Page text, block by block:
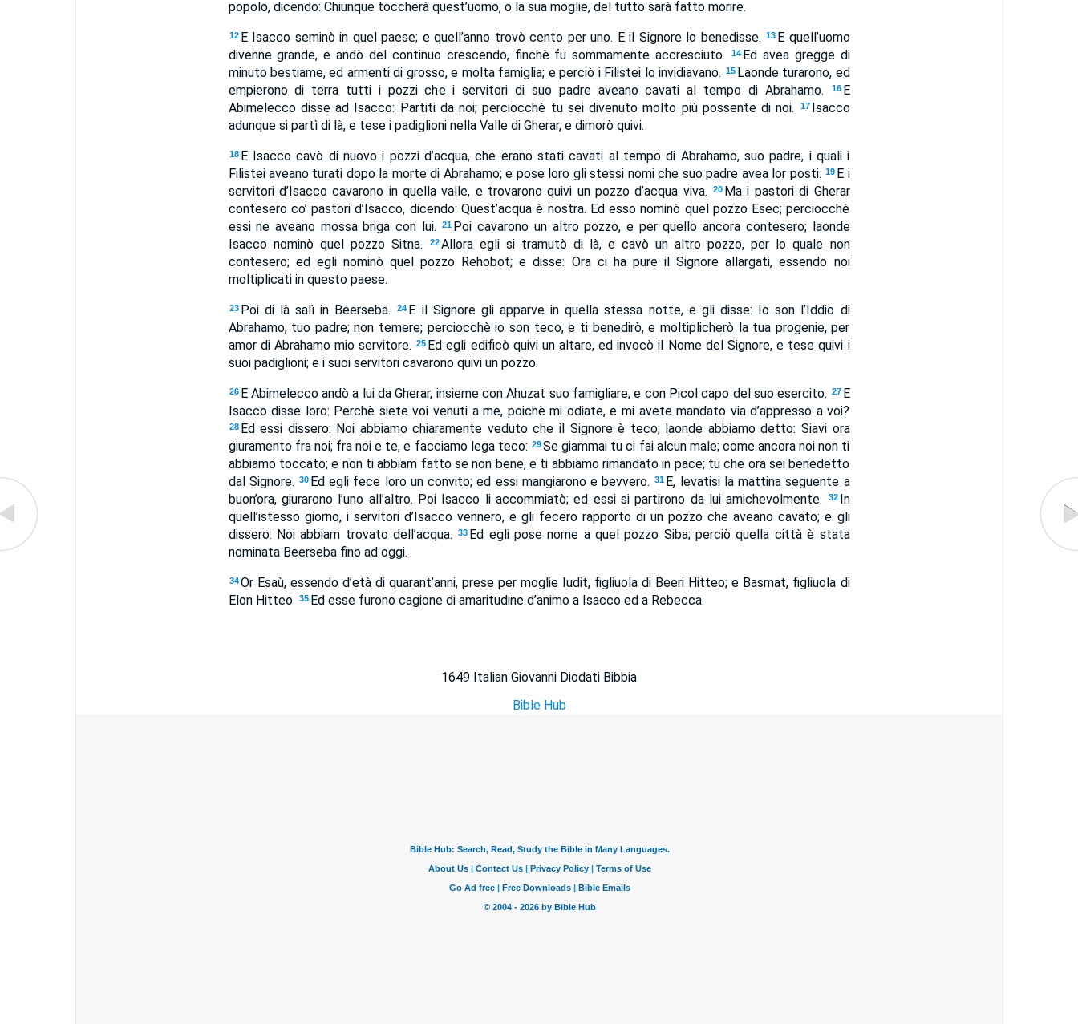
popolo, dicendo: Chiunque toccherà quest’uomo, o la sua moglie, del tutto sarà fatto morire.
12 E Isacco seminò in quel paese; e quell’anno trovò cento per uno. E il Signore lo benedisse. 13 E quell’uomo
divenne grande, e andò del continuo crescendo, finchè fu sommamente accresciuto.
14 Ed avea gregge di
minuto bestiame, ed armenti di grosso, e molta famiglia; e perciò i Filistei lo invidiavano. 15 Laonde turarono, ed
empierono di terra tutti i pozzi che i servitori di suo padre aveano cavati al tempo di Abrahamo.
16 E
Abimelecco disse ad Isacco: Partiti da noi; perciocchè tu sei divenuto molto più possente di noi.
17 Isacco
adunque si partì di là, e tese i padiglioni nella Valle di Gherar, e dimorò quivi.
18 E Isacco cavò di nuovo i pozzi d’acqua, che erano stati cavati al tempo di Abrahamo, suo padre, i quali i
Filistei aveano turati dopo la morte di Abrahamo; e pose loro gli stessi nomi che suo padre avea lor posti. 19 E i
servitori d’Isacco cavarono in quella valle, e trovarono quivi un pozzo d’acqua viva.
20 Ma i pastori di Gherar
contesero co’ pastori d’Isacco, dicendo: Quest’acqua è nostra. Ed esso nominò quel pozzo Esec; perciocchè
essi ne aveano mossa briga con lui.
21 Poi cavarono un altro pozzo, e per quello ancora contesero; laonde
Isacco nominò quel pozzo Sitna.
22Allora egli si tramutò di là, e cavò un altro pozzo, per lo quale non
contesero; ed egli nominò quel pozzo Rehobot; e disse: Ora ci ha pure il Signore allargati, essendo noi
moltiplicati in questo paese.
23 Poi di là salì in Beerseba. 24 E il Signore gli apparve in quella stessa notte, e gli disse: Io son l’Iddio di
Abrahamo, tuo padre; non temere; perciocchè io son teco, e ti benedirò, e moltiplicherò la tua progenie, per
amor di Abrahamo mio servitore.
25 Ed egli edificò quivi un altare, ed invocò il Nome del Signore, e tese quivi i
suoi padiglioni; e i suoi servitori cavarono quivi un pozzo.
26 E Abimelecco andò a lui da Gherar, insieme con Ahuzat suo famigliare, e con Picol capo del suo esercito. 27 E
Isacco disse loro: Perchè siete voi venuti a me, poichè mi odiate, e mi avete mandato via d’appresso a voi?
28 Ed essi dissero: Noi abbiamo chiaramente veduto che il Signore è teco; laonde abbiamo detto: Siavi ora
giuramento fra noi; fra noi e te, e facciamo lega teco: 29Se giammai tu ci fai alcun male; come ancora noi non ti
abbiamo toccato; e non ti abbiam fatto se non bene, e ti abbiamo rimandato in pace; tu che ora sei benedetto
dal Signore. 30 Ed egli fece loro un convito; ed essi mangiarono e bevvero. 31 E, levatisi la mattina seguente a
buon’ora, giurarono l’uno all’altro. Poi Isacco li accommiatò; ed essi si partirono da lui amichevolmente.
32 In
quell’istesso giorno, i servitori d’Isacco vennero, e gli fecero rapporto di un pozzo che aveano cavato; e gli
dissero: Noi abbiam trovato dell’acqua.
33 Ed egli pose nome a quel pozzo Siba; perciò quella città è stata
nominata Beerseba fino ad oggi.
34 Or Esaù, essendo d’età di quarant’anni, prese per moglie Iudit, figliuola di Beeri Hitteo; e Basmat, figliuola di
Elon Hitteo. 35 Ed esse furono cagione di amaritudine d’animo a Isacco ed a Rebecca.
1649 Italian Giovanni Diodati Bibbia
Bible Hub